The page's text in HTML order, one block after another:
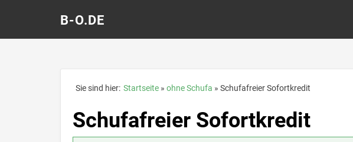
B-O.DE
Sie sind hier: Startseite ohne Schufa Schufafreier Sofortkredit
Schufafreier Sofortkredit